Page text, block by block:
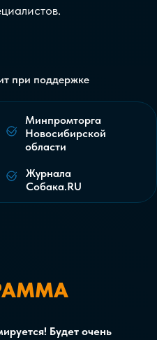
при поддержке
Минпромторга
Новосибирской
области
Журнала
Собака.RU
Будет очень